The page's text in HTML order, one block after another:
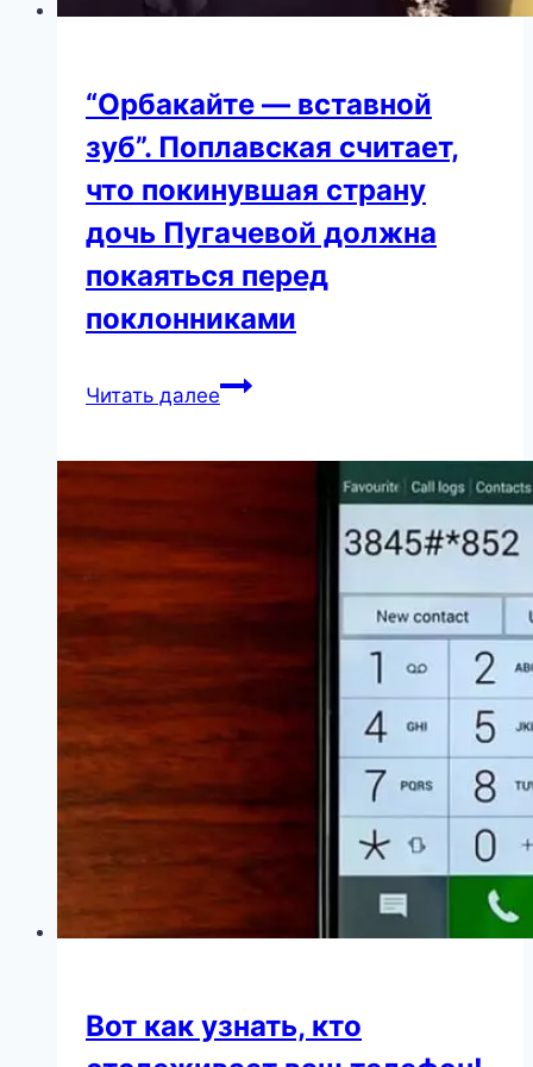
“Орбакайте — вставной
зуб”. Поплавская считает,
что покинувшая страну
дочь Пугачевой должна
покаяться перед
поклонниками
Читать далее“Орбакайте
что
покинувшая
Пугачевой
должна
перед
поклонниками
Вот как узнать, кто